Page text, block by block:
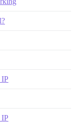
IP
IP